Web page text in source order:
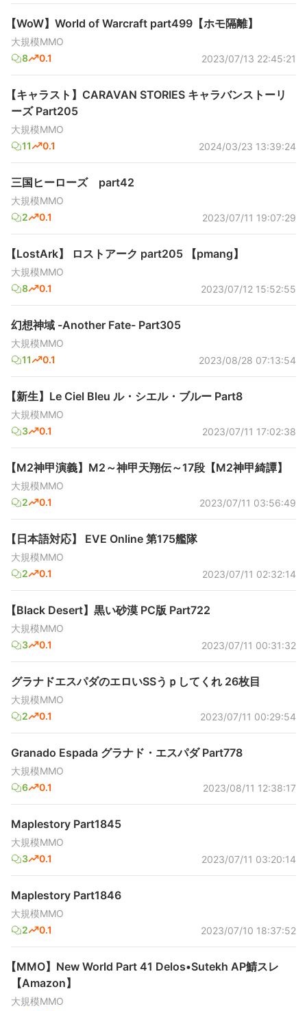
【WoW】World of Warcraft part499【ホモ隔離】
大規模MMO
8
0.1 2023/07/13 22:45:21
【キャラスト】CARAVAN STORIES キャラバンストーリ
ーズ Part205
大規模MMO
11
0.1 2024/03/23 13:39:24
三国ヒーローズ part42
大規模MMO
2
0.1 2023/07/11 19:07:29
【LostArk】 ロストアーク part205 【pmang】
大規模MMO
8
0.1 2023/07/12 15:52:55
幻想神域 -Another Fate- Part305
大規模MMO
11
0.1 2023/08/28 07:13:54
【新生】Le Ciel Bleu ル・シエル・ブルー Part8
大規模MMO
3
0.1 2023/07/11 17:02:38
【M2神甲演義】M2～神甲天翔伝～17段【M2神甲綺譚】
大規模MMO
2
0.1 2023/07/11 03:56:49
【日本語対応】 EVE Online 第175艦隊
大規模MMO
2
0.1 2023/07/11 02:32:14
【Black Desert】黒い砂漠 PC版 Part722
大規模MMO
3
0.1 2023/07/11 00:31:32
グラナドエスパダのエロいSSうｐしてくれ 26枚目
大規模MMO
2
0.1 2023/07/11 00:29:54
Granado Espada グラナド・エスパダ Part778
大規模MMO
6
0.1 2023/08/11 12:38:17
Maplestory Part1845
大規模MMO
3
0.1 2023/07/11 03:20:14
Maplestory Part1846
大規模MMO
2
0.1 2023/07/10 18:37:52
【MMO】New World Part 41 Delos•Sutekh AP鯖スレ
【Amazon】
大規模MMO